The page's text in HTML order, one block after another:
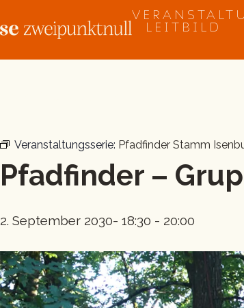
LEITBILD
Veranstaltungsserie: Pfadfinder Stamm
Pfadfinder –
2. September 2030- 18:30 - 20:00